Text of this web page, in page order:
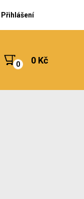
Přihlášení
0 Kč